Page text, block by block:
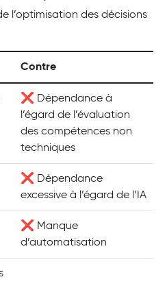
l’optimisation des décisions
Contre
❌ Dépendance à
l’égard de l’évaluation
des compétences non
techniques
❌ Dépendance
excessive à l’égard de l’IA
❌ Manque
d’automatisation